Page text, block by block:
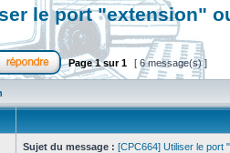
le port "extension"
Page1sur1 [ 6 message(s) ]
Sujet du message : [CPC664] Utiliser le port